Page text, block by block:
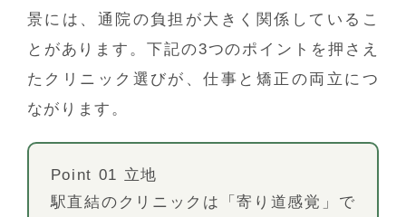
景には、通院の負担が大きく関係しているこ
とがあります。下記の3つのポイントを押さえ
たクリニック選びが、仕事と矯正の両立につ
ながります。
Point 01 立地
駅直結のクリニックは「寄り道感覚」で